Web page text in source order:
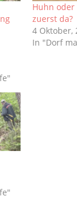
Huhn oder
zuerst da?
4 Oktober,
In "Dorf